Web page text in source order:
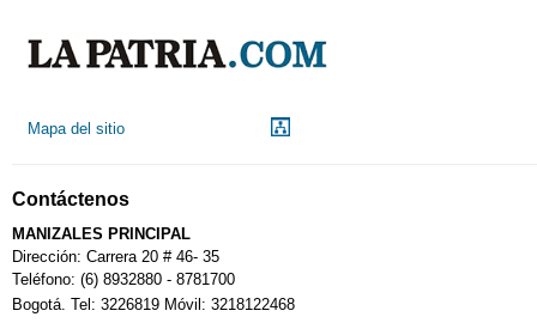
Mapa del sitio
Contáctenos
MANIZALES PRINCIPAL
Dirección: Carrera 20 # 46- 35
Teléfono: (6) 8932880 - 8781700
Bogotá. Tel: 3226819 Móvil: 3218122468